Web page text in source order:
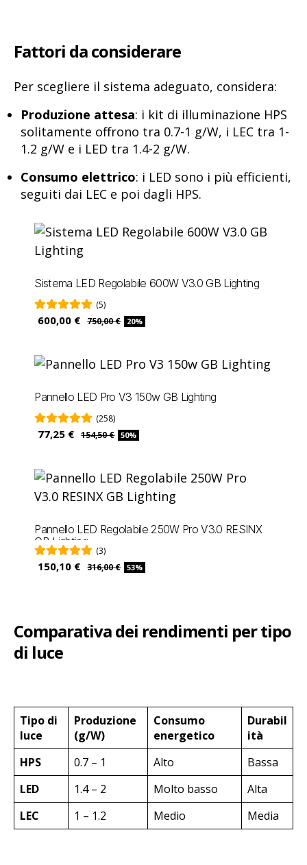
Fattori da considerare
Per scegliere il sistema adeguato, considera:
Produzione attesa: i kit di illuminazione HPS
solitamente offrono tra 0.7-1 g/W, i LEC tra 1-
1.2 g/W e i LED tra 1.4-2 g/W.
Consumo elettrico: i LED sono i più efficienti,
seguiti dai LEC e poi dagli HPS.
Sistema LED Regolabile 600W V3.0 GB Lighting
(5)
600,00 € 750,00 € 20%
Pannello LED Pro V3 150w GB Lighting
(258)
77,25 € 154,50 € 50%
Pannello LED Regolabile 250W Pro V3.0 RESINX
GB Lighting
(3)
150,10 € 316,00 € 53%
Comparativa dei rendimenti per tipo
di luce
Tipo di
luce
Produzione
(g/W)
Consumo
energetico
Durabil
ità
HPS
0.7 – 1 Alto
Bassa
LED
1.4 – 2 Molto basso
Alta
LEC
1 – 1.2 Medio Media